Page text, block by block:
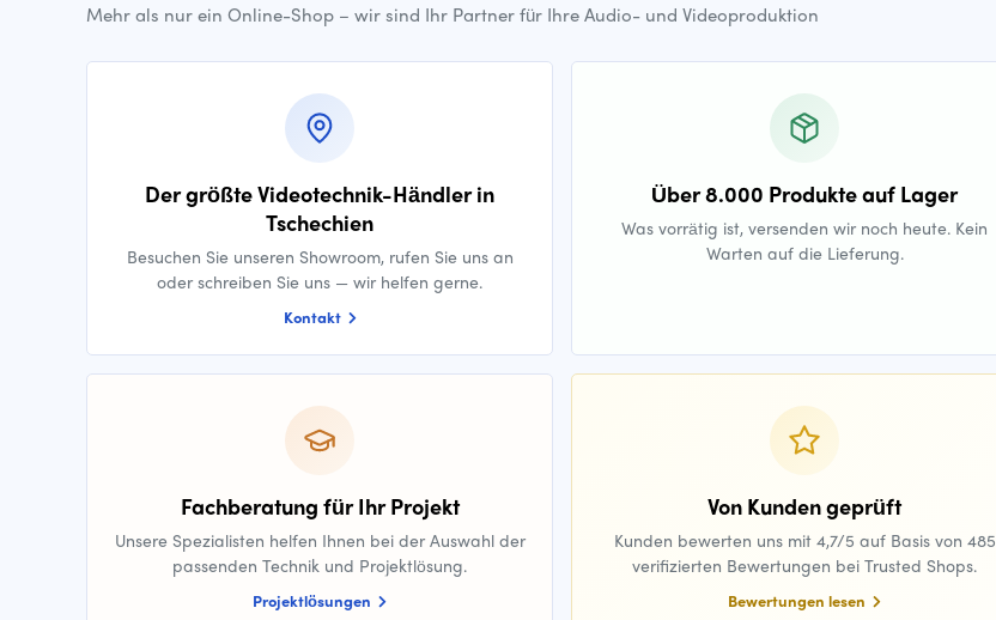
Mehr als nur ein Online-Shop – wir sind Ihr Partner für Ihre Audio- und Videoproduktion
Der größte Videotechnik-Händler in
Tschechien
Besuchen Sie unseren Showroom, rufen Sie uns an
oder schreiben Sie uns — wir helfen gerne.
Kontakt
Über 8.000 Produkte auf Lager
Was vorrätig ist, versenden wir noch heute. Kein
Warten auf die Lieferung.
Fachberatung für Ihr Projekt
Unsere Spezialisten helfen Ihnen bei der Auswahl der
passenden Technik und Projektlösung.
Projektlösungen
Von Kunden geprüft
Kunden bewerten uns mit 4,7/5 auf Basis von 485
verifizierten Bewertungen bei Trusted Shops.
Bewertungen lesen